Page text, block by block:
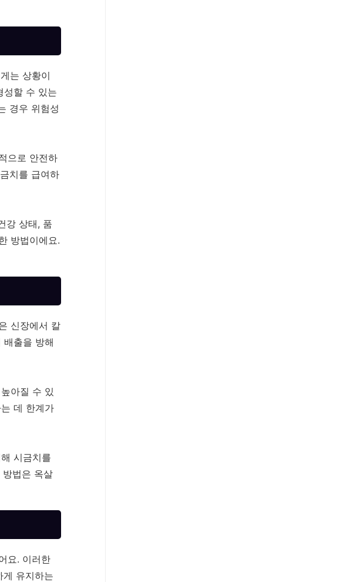
는 상황이
성할 수 있는
경우 위험성
으로 안전하
치를 급여하
강 상태, 품
방법이에요.
신장에서 칼
배출을 방해
아질 수 있
데 한계가
시금치를
법은 옥살
요. 이러한
게 유지하는